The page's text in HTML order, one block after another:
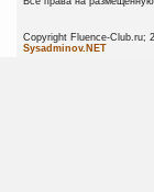
Sysadminov.NET